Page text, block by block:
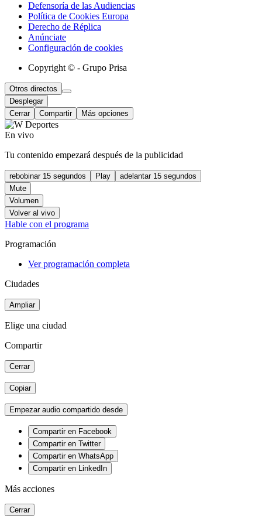
Defensoría de las Audiencias
Política de Cookies Europa
Derecho de Réplica
Anúnciate
Configuración de cookies
Copyright © - Grupo Prisa
Otros directos
Desplegar
Cerrar
Compartir Más opciones
En vivo
Tu contenido empezará después de la publicidad
rebobinar 15 segundos Play
adelantar 15 segundos
Mute
Volumen
Volver al vivo
Hable con el programa
Programación
Ver programación completa
Ciudades
Ampliar
Elige una ciudad
Compartir
Cerrar
Copiar
Empezar audio compartido desde
Compartir en Facebook
Compartir en Twitter
Compartir en WhatsApp
Compartir en LinkedIn
Más acciones
Cerrar